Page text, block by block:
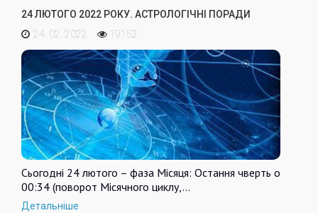
24 ЛЮТОГО 2022 РОКУ. АСТРОЛОГІЧНІ ПОРАДИ
24. 02. 2022
19152
Сьогодні 24 лютого – фаза Місяця: Остання чверть о
00:34 (поворот Місячного циклу,…
Детальніше